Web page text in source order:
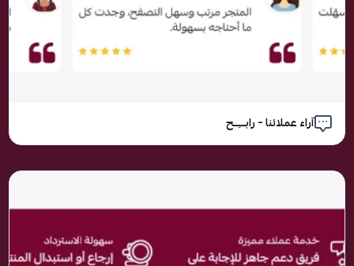
آراء عملائنا – رابـــِــح